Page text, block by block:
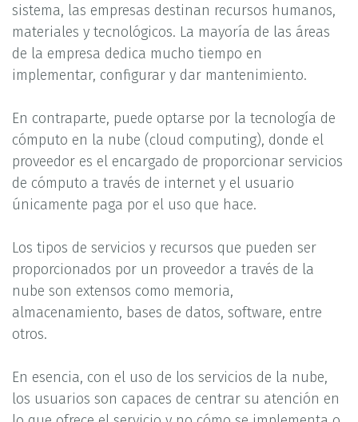
sistema, las empresas destinan recursos humanos,
materiales y tecnológicos. La mayoría de las áreas
de la empresa dedica mucho tiempo en
implementar, configurar y dar mantenimiento.
En contraparte, puede optarse por la tecnología de
cómputo en la nube (cloud computing), donde el
proveedor es el encargado de proporcionar servicios
de cómputo a través de internet y el usuario
únicamente paga por el uso que hace.
Los tipos de servicios y recursos que pueden ser
proporcionados por un proveedor a través de la
nube son extensos como memoria,
almacenamiento, bases de datos, software, entre
otros.
En esencia, con el uso de los servicios de la nube,
los usuarios son capaces de centrar su atención en